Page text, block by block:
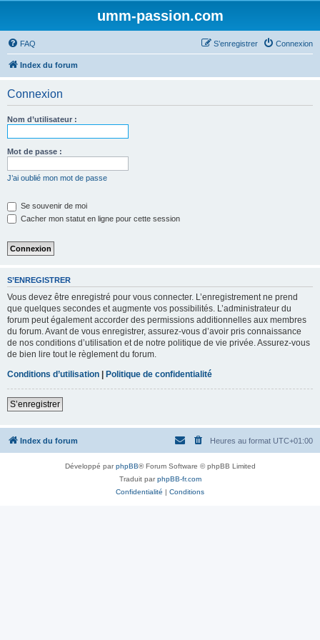
umm-passion.com
FAQ Connexion
S’enregistrer
Index du forum
Connexion
Nom d’utilisateur :
Mot de passe :
J’ai oublié mon mot de passe
Se souvenir de moi
Cacher mon statut en ligne pour cette session
S’ENREGISTRER
Vous devez être enregistré pour vous connecter. L’enregistrement ne prend
que quelques secondes et augmente vos possibilités. L’administrateur du
forum peut également accorder des permissions additionnelles aux membres
du forum. Avant de vous enregistrer, assurez-vous d’avoir pris connaissance
de nos conditions d’utilisation et de notre politique de vie privée. Assurez-vous
de bien lire tout le règlement du forum.
Conditions d’utilisation | Politique de confidentialité
S’enregistrer
Index du forum Heures au format UTC+01:00
Développé parphpBB® Forum Software © phpBB Limited
Traduit parphpBB-fr.com
Confidentialité | Conditions